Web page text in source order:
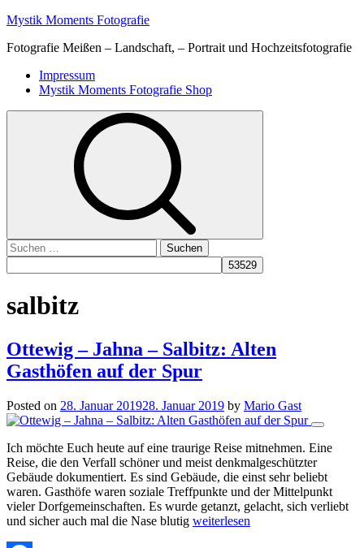
Skip
content
Mystik Moments Fotografie
Fotografie Meißen – Landschaft, – Portrait und Hochzeitsfotografie
Primary
Menu
Impressum
Mystik Moments Fotografie Shop
Suchen
nach:
salbitz
Ottewig – Jahna – Salbitz: Alten
Gasthöfen auf der Spur
Posted on 28. Januar 201928. Januar 2019 by Mario Gast
Ich möchte Euch heute auf eine traurige Reise mitnehmen. Eine
Reise, die den Verfall schöner und meist denkmalgeschützter
Gebäude dokumentiert. Es sind Gebäude, die einst sehr beliebt
waren. Gasthöfe waren soziale Treffpunkte und der Mittelpunkt
vieler Dorfgemeinschaften. Es wurde getanzt, gelacht, sich verliebt
und sicher auch mal die Nase blutig weiterlesen